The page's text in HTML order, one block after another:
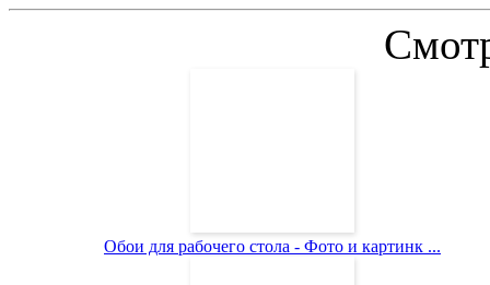
Обои для рабочего стола - Фото и картинк ...